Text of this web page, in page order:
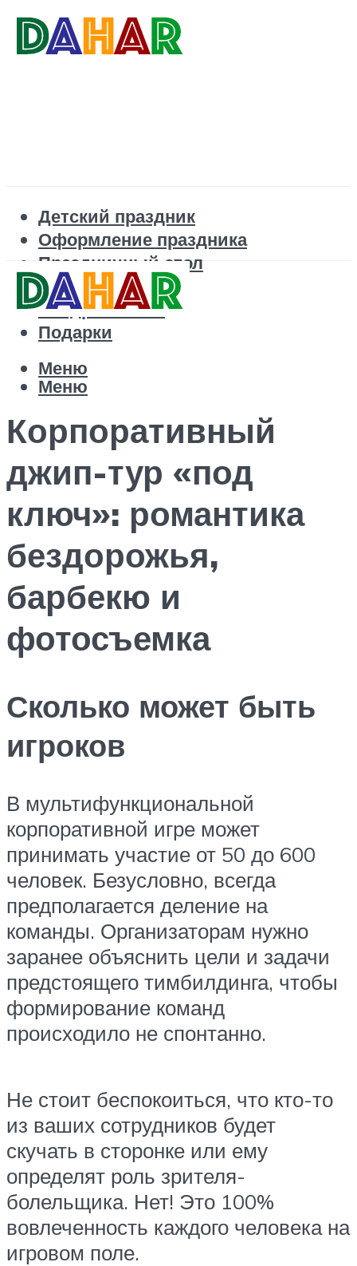
Детский праздник
Оформление праздника
Праздничный стол
Корпоратив
Поздравления
Подарки
Меню
Меню
Корпоративный
джип-тур «под
ключ»: романтика
бездорожья,
барбекю и
фотосъемка
Сколько может быть
игроков
В мультифункциональной
корпоративной игре может
принимать участие от 50 до 600
человек. Безусловно, всегда
предполагается деление на
команды. Организаторам нужно
заранее объяснить цели и задачи
предстоящего тимбилдинга, чтобы
формирование команд
происходило не спонтанно.
Не стоит беспокоиться, что кто-то
из ваших сотрудников будет
скучать в сторонке или ему
определят роль зрителя-
болельщика. Нет! Это 100%
вовлеченность каждого человека на
игровом поле.